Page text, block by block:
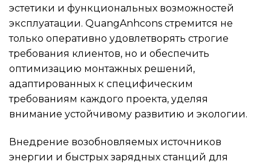
эстетики и функциональных возможностей
эксплуатации. QuangAnhcons стремится не
только оперативно удовлетворять строгие
требования клиентов, но и обеспечить
оптимизацию монтажных решений,
адаптированных к специфическим
требованиям каждого проекта, уделяя
внимание устойчивому развитию и экологии.
Внедрение возобновляемых источников
энергии и быстрых зарядных станций для